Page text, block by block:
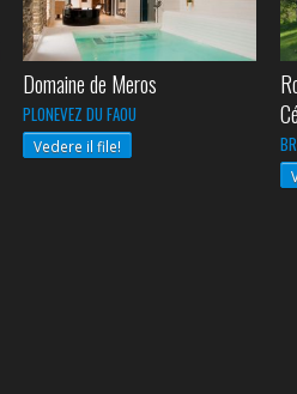
Domaine de Meros
PLONEVEZ DU FAOU
Vedere il file!